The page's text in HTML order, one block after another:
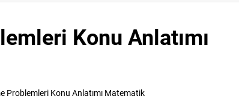
Konu Anlatımı
Problemleri Konu Anlatımı Matematik